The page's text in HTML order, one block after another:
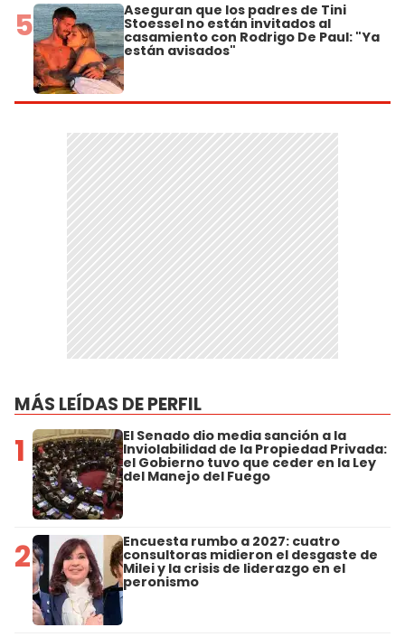
5 Aseguran que los padres de Tini
Stoessel no están invitados al
casamiento con Rodrigo De Paul: "Ya
están avisados"
MÁS LEÍDAS DE PERFIL
1 El Senado dio media sanción a la
Inviolabilidad de la Propiedad Privada:
el Gobierno tuvo que ceder en la Ley
del Manejo del Fuego
2 Encuesta rumbo a 2027: cuatro
consultoras midieron el desgaste de
Milei y la crisis de liderazgo en el
peronismo